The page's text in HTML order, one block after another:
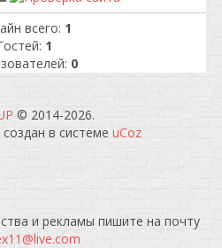
всего: 1
1
0
© 2014-2026.
в системе uCoz
и рекламы пишите на почту